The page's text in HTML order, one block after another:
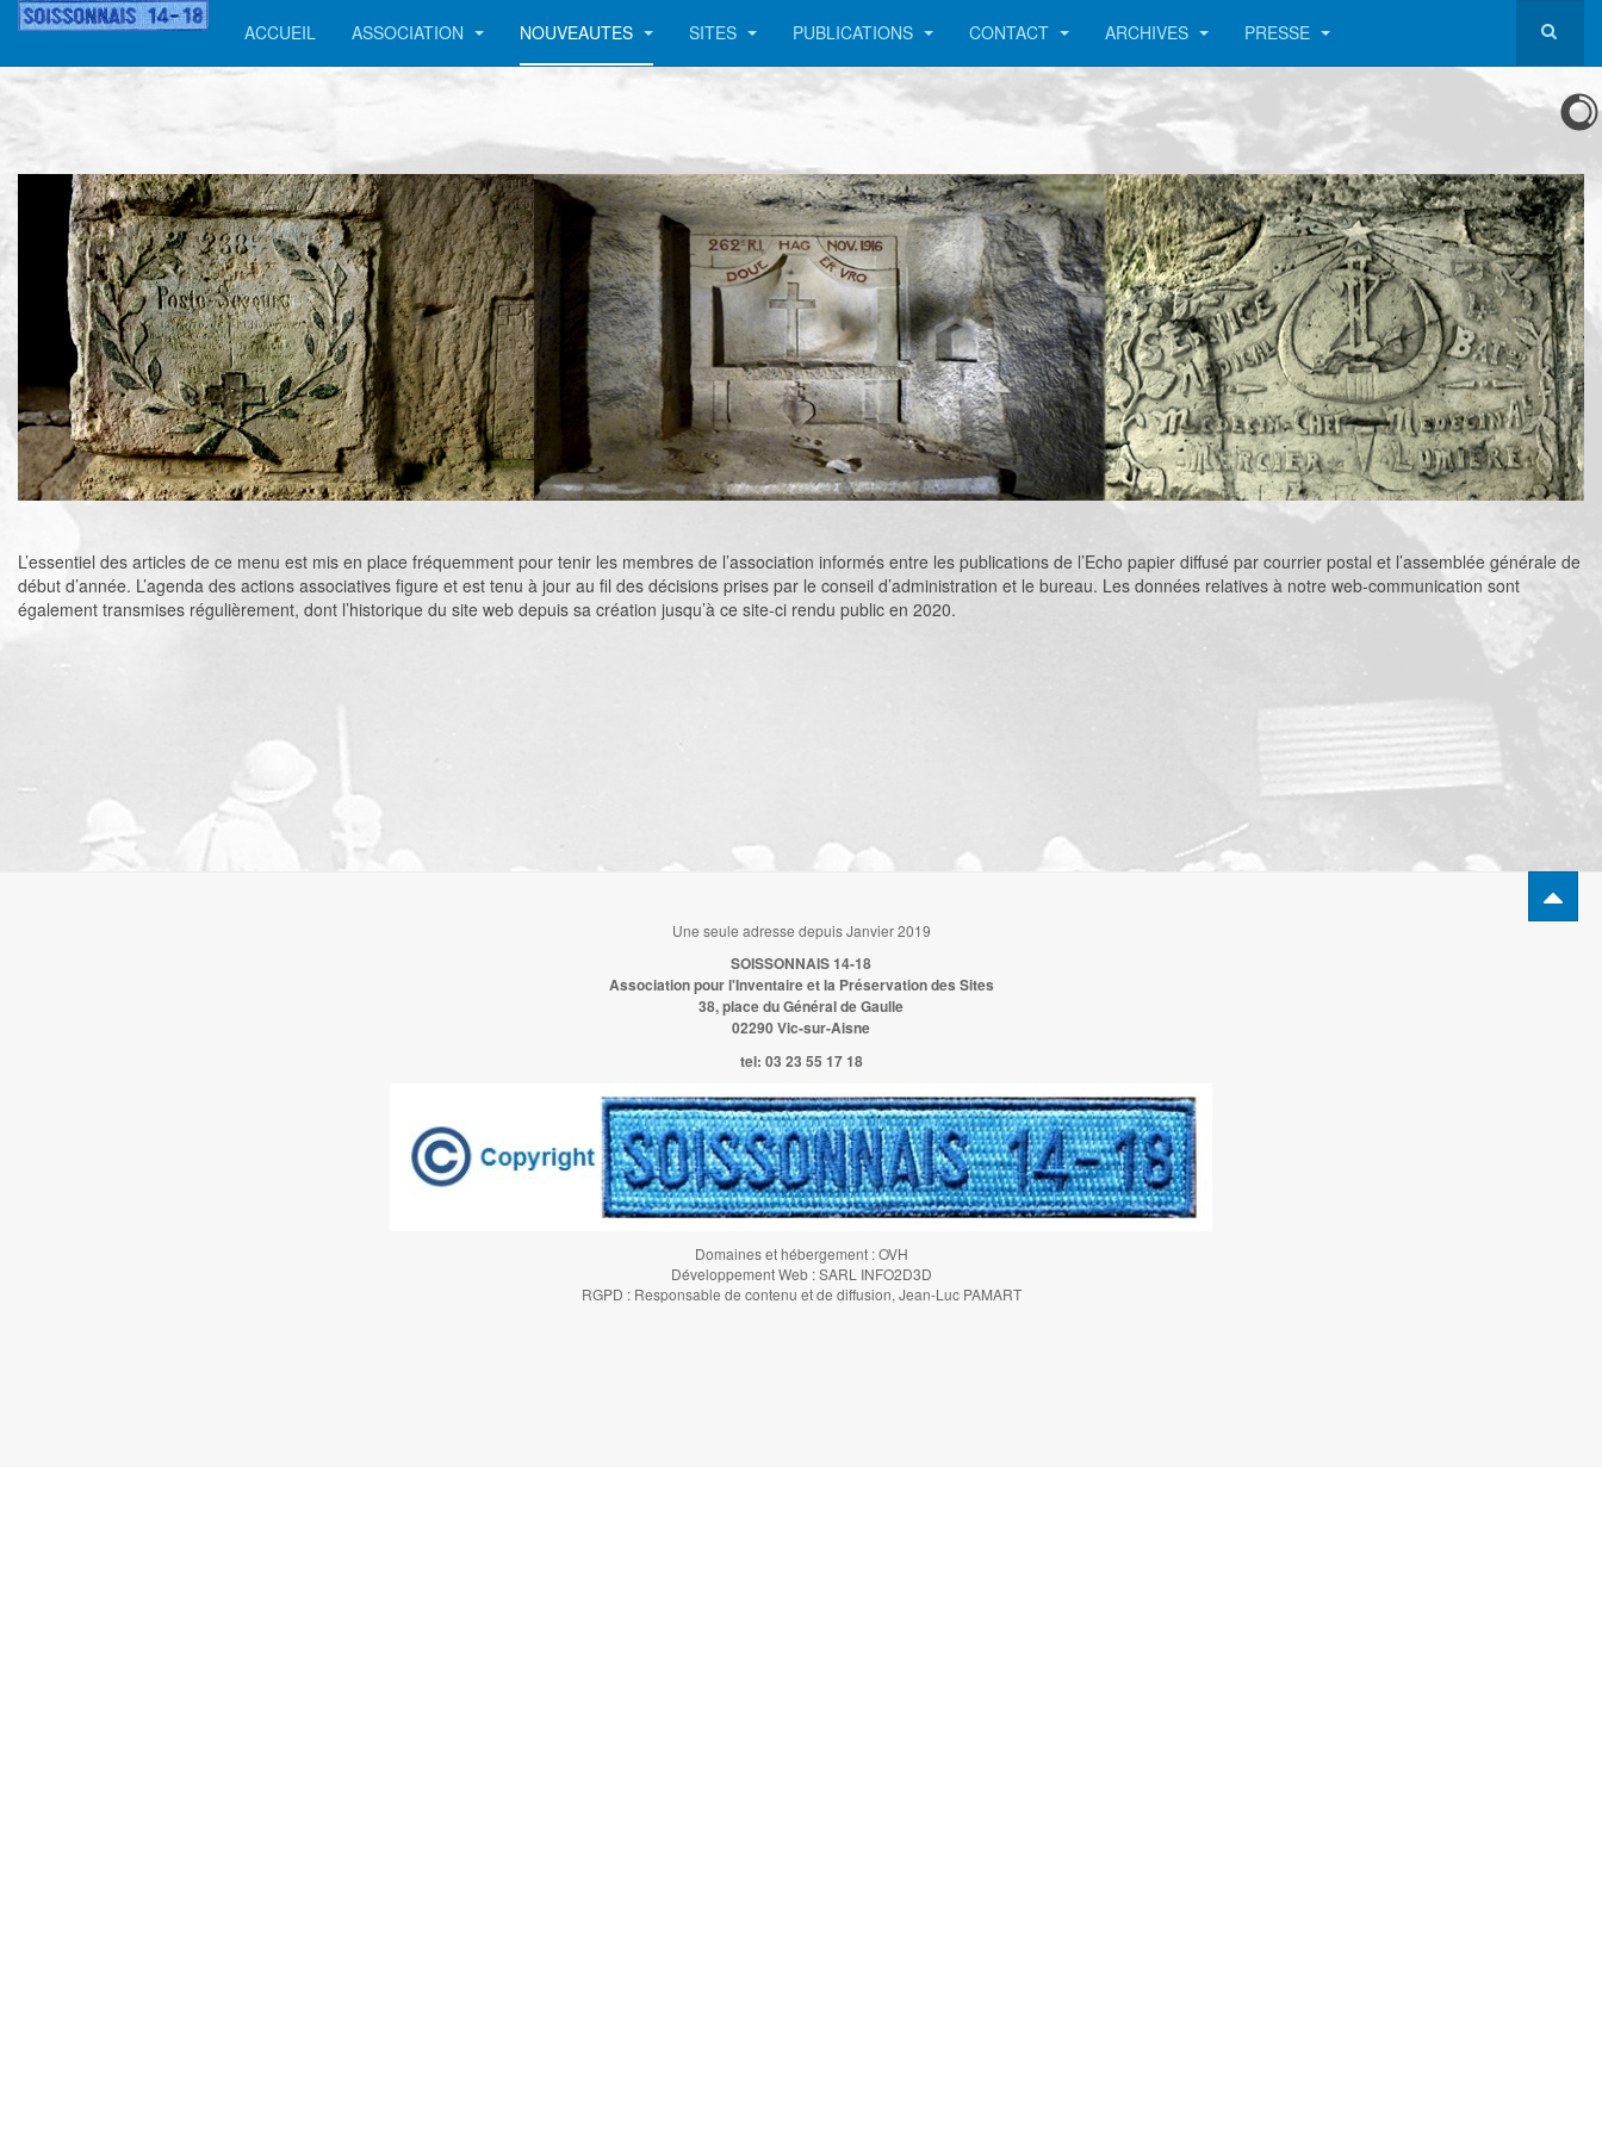
ACCUEIL ASSOCIATION NOUVEAUTES SITES PUBLICATIONS CONTACT ARCHIVES PRESSE
L’essentiel des articles de ce menu est mis en place fréquemment pour tenir les membres de l’association informés entre les publications de l’Echo papier diffusé par courrier postal et l’assemblée générale de
début d’année. L’agenda des actions associatives figure et est tenu à jour au fil des décisions prises par le conseil d’administration et le bureau. Les données relatives à notre web-communication sont
également transmises régulièrement, dont l’historique du site web depuis sa création jusqu’à ce site-ci rendu public en 2020.
Une seule adresse depuis Janvier 2019
SOISSONNAIS 14-18
Association pour l'Inventaire et la Préservation des Sites
38, place du Général de Gaulle
02290 Vic-sur-Aisne
tel: 03 23 55 17 18
Domaines et hébergement : OVH
Développement Web : SARL INFO2D3D
RGPD : Responsable de contenu et de diffusion, Jean-Luc PAMART